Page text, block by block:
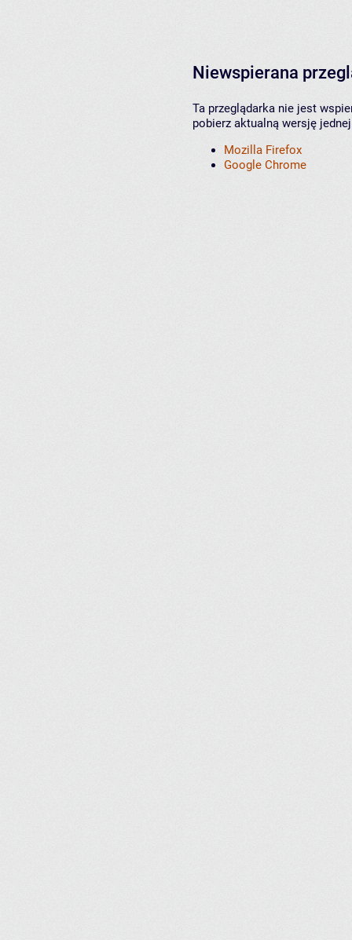
Niewspierana
Ta przeglądarka nie jest
pobierz aktualną wersję
Mozilla Firefox
Google Chrome